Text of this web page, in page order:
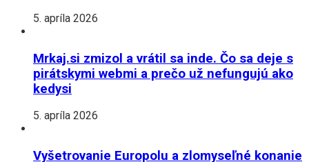
5. apríla 2026
Mrkaj.si zmizol a vrátil sa inde. Čo sa deje s
pirátskymi webmi a prečo už nefungujú ako
kedysi
5. apríla 2026
Vyšetrovanie Europolu a zlomyseľné konanie